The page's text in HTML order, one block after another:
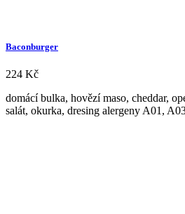
Baconburger
224 Kč
domácí bulka, hovězí maso, cheddar,
salát, okurka, dresing alergeny A01,